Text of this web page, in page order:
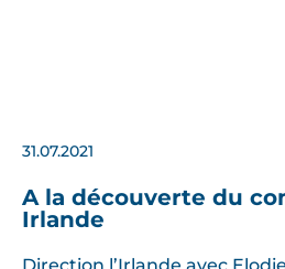
31.07.2021
A la découverte du
Irlande